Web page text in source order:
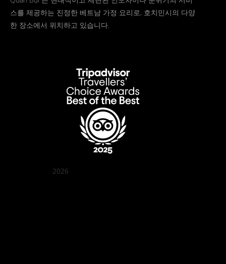
스를 제공하는 진정한 베트남 가정 요리로, 호치민시의 다양
한 장소에서 위치하고 있습니다.
2026